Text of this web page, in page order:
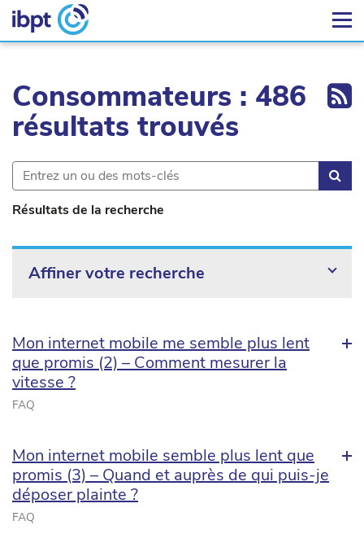
Consommateurs : 486
résultats trouvés
Résultats de la recherche
Affiner votre recherche
Mon internet mobile me semble plus lent
que promis (2) – Comment mesurer la
vitesse ?
FAQ
Mon internet mobile semble plus lent que
promis (3) – Quand et auprès de qui puis-je
déposer plainte ?
FAQ